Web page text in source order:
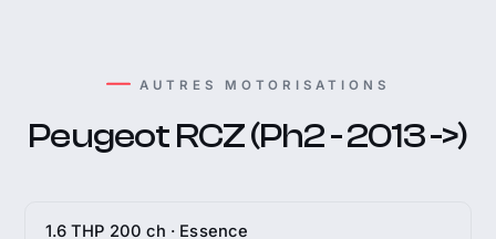
AUTRES MOTORISATIONS
Peugeot RCZ (Ph2 - 2013 ->)
1.6 THP 200 ch · Essence